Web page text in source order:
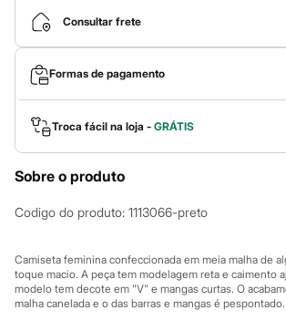
Bolsas
Bonés e Chapéus
Bijoux
Cintos
Óculos
Relógios
Calçados
Botas
Chinelos
Rasteirinhas
Sandálias
Sapatilhas
Tênis
City
Clock House
Mindset
Sawary
Consultar frete
Formas de pagamento
Troca fácil na loja - GRÁTIS
Sobre o produto
Codigo do produto: 1113066-preto
Camiseta feminina confeccionada em meia malha de
toque macio. A peça tem modelagem reta e caimento
modelo tem decote em "V" e mangas curtas. O
malha canelada e o das barras e mangas é pespontado.